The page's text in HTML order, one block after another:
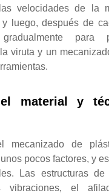
velocidades de la
luego, después de
para
viruta y un
material y
mecanizado de
pocos factores, y
Las estructuras de
vibraciones, el